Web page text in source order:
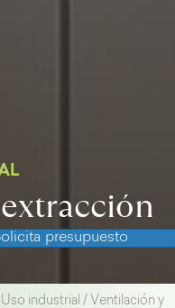
presupuesto
Uso industrial / Ventilación y